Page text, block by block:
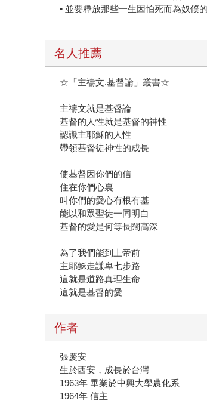
• 並要釋放那些一生因怕死而為奴僕的
名人推薦
☆「主禱文.基督論」叢書☆
主禱文就是基督論
基督的人性就是基督的神性
認識主耶穌的人性
帶領基督徒神性的成長
使基督因你們的信
住在你們心裏
叫你們的愛心有根有基
能以和眾聖徒一同明白
基督的愛是何等長闊高深
為了我們能到上帝前
主耶穌走謙卑七步路
這就是道路真理生命
這就是基督的愛
作者
張慶安
生於西安，成長於台灣
1963年 畢業於中興大學農化系
1964年 信主